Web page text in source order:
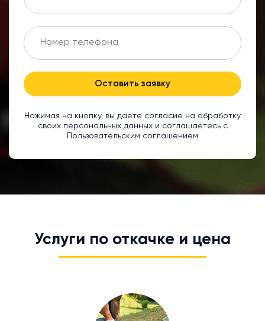
Оставить заявку
Нажимая на кнопку, вы даете согласие на обработку
своих персональных данных и соглашаетесь с
Пользовательским соглашением
Услуги по откачке и цена